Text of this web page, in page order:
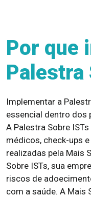
Por que
Palestra
Implementar a
essencial dentro dos
A Palestra Sobre
médicos, check-ups
realizadas pela Mais
Sobre ISTs, sua
riscos de
com a saúde. A Mais